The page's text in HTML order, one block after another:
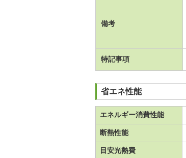
備考
特記事項
省エネ性能
エネルギー消費性能
断熱性能
目安光熱費